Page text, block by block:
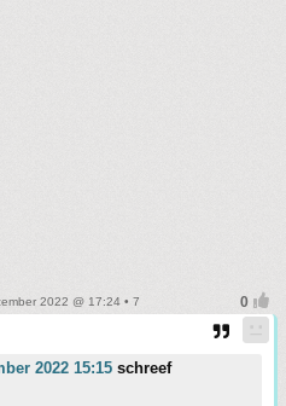
2022 @ 17:24 • 7
2022 15:15 schreef